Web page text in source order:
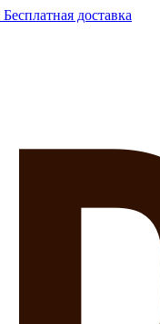
Бесплатная доставка